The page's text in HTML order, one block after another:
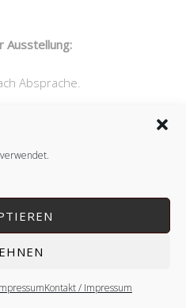
Kontakt / Impressum
Ausstellung:
Absprache.
André Kirchner.